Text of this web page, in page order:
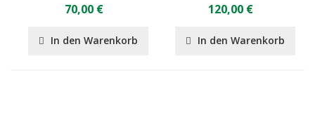
70,00 €
In den Warenkorb
120,00 €
In den Warenkorb